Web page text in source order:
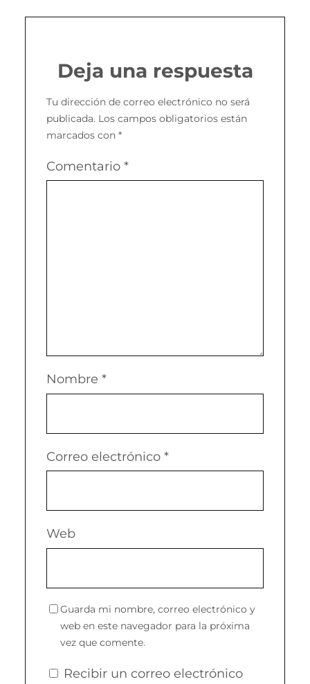
Deja una respuesta
Tu dirección de correo electrónico no será
publicada. Los campos obligatorios están
marcados con *
Comentario *
Nombre *
Correo electrónico *
Web
Guarda mi nombre, correo electrónico y
web en este navegador para la próxima
vez que comente.
Recibir un correo electrónico